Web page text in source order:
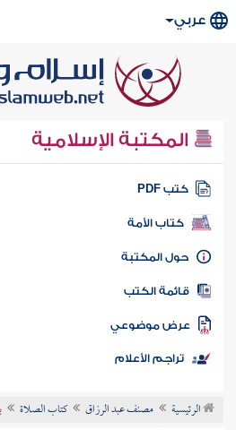
عربي
المكتبة الإسلامية
كتب PDF
كتاب الأمة
المكتبة
الكتب
موضوعي
تراجم الأعلام
الرئيسية مصنف عبد الرزاق كتاب الصلاة